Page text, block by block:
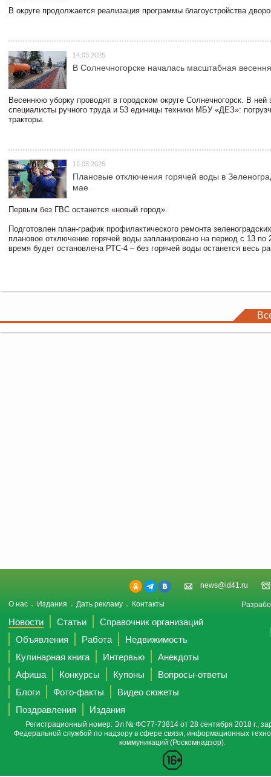
В округе продолжается реализация программы благоустройства
14.03.2025
В Солнечногорске началась масштабная
Весеннюю уборку проводят в городском округе Солнечногорск. В ней
специалисты ручного труда и 53 единицы техники МБУ «ДЕЗ»:
тракторы.
12.03.2025
Плановые отключения горячей воды в
мае
Первым без ГВС останется «новый город».
Подготовлен план-график профилактического ремонта
плановое отключение горячей воды запланировано на период с 13 по
время будет остановлена РТС-4 – без горячей воды останется весь
news@id41.ru
О нас Издания Дать рекламу Контакты
Новости Статьи
Справочник организаций
Объявления
Работа
Недвижимость
Кулинарная книга
Интервью
Анекдоты
Афиша
Конкурсы Купоны
Вопросы-ответы
Блоги
Фото-факты
Видео сюжеты
Поздравления
Издания
Регистрационный номер: Эл № ФС77-73814 от 28 сентября 2018 г.,
Федеральной службой по надзору в сфере связи, информационных
коммуникаций (Роскомнадзор).